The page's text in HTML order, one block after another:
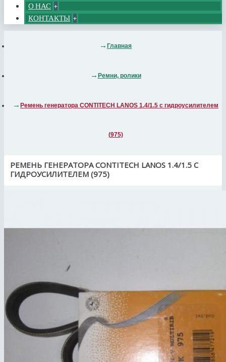
О НАС +
КОНТАКТЫ +
Главная
Ремни, ролики
Ремень генератора CONTITECH LANOS 1.4/1.5 с гидроусилителем
(975)
РЕМЕНЬ ГЕНЕРАТОРА CONTITECH LANOS 1.4/1.5 С
ГИДРОУСИЛИТЕЛЕМ (975)